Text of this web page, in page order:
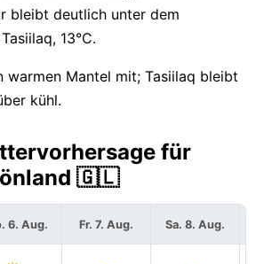
bleibt deutlich unter dem
13°C.
warmen Mantel mit; Tasiilaq bleibt
kühl.
für
🇬🇱
6. Aug. Fr. 7. Aug. Sa. 8. Aug.